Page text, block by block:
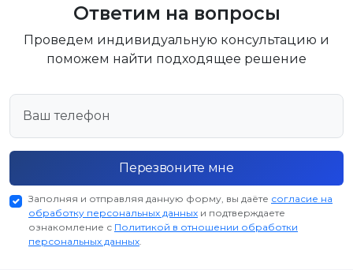
Ответим на вопросы
Проведем индивидуальную консультацию и
поможем найти подходящее решение
Перезвоните мне
Заполняя и отправляя данную форму, вы даёте согласие на
обработку персональных данных и подтверждаете
ознакомление с Политикой в отношении обработки
персональных данных